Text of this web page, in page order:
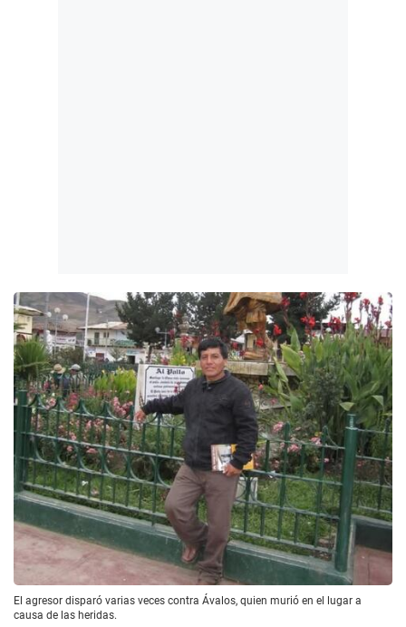
El agresor disparó varias veces contra Ávalos, quien murió en el lugar a
causa de las heridas.